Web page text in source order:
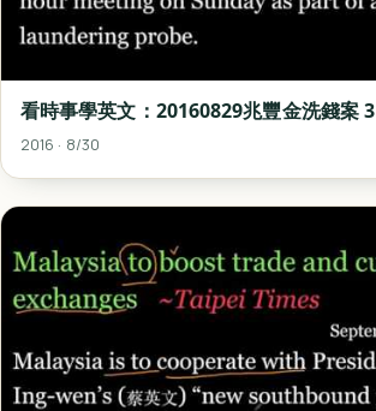
看時事學英文：20160829兆豐金洗錢案 3
2016 · 8/30